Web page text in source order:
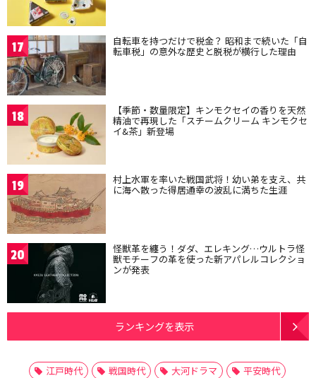
17 自転車を持つだけで税金？ 昭和まで続いた「自
転車税」の意外な歴史と脱税が横行した理由
18 【季節・数量限定】キンモクセイの香りを天然
精油で再現した「スチームクリーム キンモクセ
イ&茶」新登場
19 村上水軍を率いた戦国武将！幼い弟を支え、共
に海へ散った得居通幸の波乱に満ちた生涯
20 怪獣革を纏う！ダダ、エレキング…ウルトラ怪
獣モチーフの革を使った新アパレルコレクショ
ンが発表
ランキングを表示
江戸時代 戦国時代 大河ドラマ
平安時代